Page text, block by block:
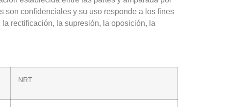
son confidenciales y su uso responde a los fines
rectificación, la supresión, la oposición, la
NRT